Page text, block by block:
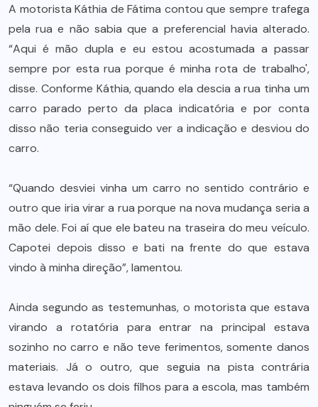
A motorista Káthia de Fátima contou que sempre trafega
pela rua e não sabia que a preferencial havia alterado.
“Aqui é mão dupla e eu estou acostumada a passar
sempre por esta rua porque é minha rota de trabalho',
disse. Conforme Káthia, quando ela descia a rua tinha um
carro parado perto da placa indicatória e por conta
disso não teria conseguido ver a indicação e desviou do
carro.
“Quando desviei vinha um carro no sentido contrário e
outro que iria virar a rua porque na nova mudança seria a
mão dele. Foi aí que ele bateu na traseira do meu veículo.
Capotei depois disso e bati na frente do que estava
vindo à minha direção”, lamentou.
Ainda segundo as testemunhas, o motorista que estava
virando a rotatória para entrar na principal estava
sozinho no carro e não teve ferimentos, somente danos
materiais. Já o outro, que seguia na pista contrária
estava levando os dois filhos para a escola, mas também